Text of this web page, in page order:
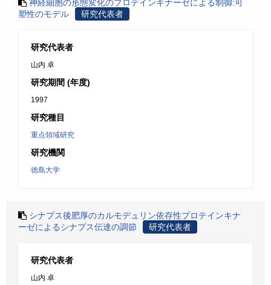
神経細胞の形態変化のプロテインキナーゼによる制御:可
塑性のモデル
研究代表者
研究代表者
山内 卓
研究期間 (年度)
1997
研究種目
重点領域研究
研究機関
徳島大学
シナプス後肥厚のカルモデュリン依存性プロテインキナ
ーゼによるシナプス伝達の調節
研究代表者
研究代表者
山内 卓